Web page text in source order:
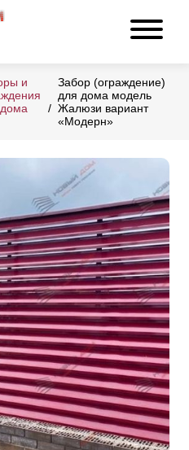
и
Забор (ограждение)
для дома модель
Жалюзи вариант
«Модерн»